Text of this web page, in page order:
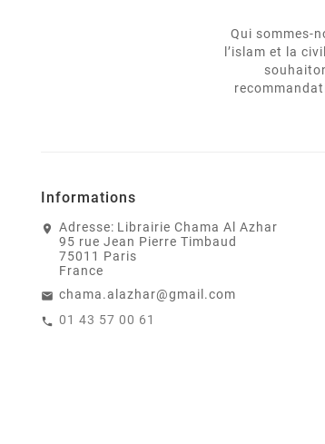
Qui sommes-
l’islam et la
Informations
Adresse: Librairie Chama Al Azhar
95 rue Jean Pierre Timbaud
75011 Paris
France
chama.alazhar@gmail.com
01 43 57 00 61